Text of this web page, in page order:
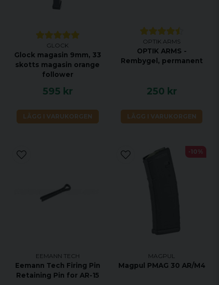
GLOCK
Glock magasin 9mm, 33
skotts magasin orange
follower
595 kr
LÄGG I VARUKORGEN
OPTIK ARMS
OPTIK ARMS -
Rembygel, permanent
250 kr
LÄGG I VARUKORGEN
EEMANN TECH
Eemann Tech Firing Pin
Retaining Pin for AR-15
MAGPUL
Magpul PMAG 30 AR/M4
-10%